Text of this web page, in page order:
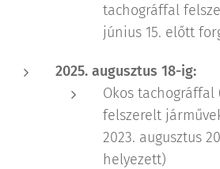
tachográffal
június 15. előtt
2025. augusztus 18-ig:
Okos tachográffal
felszerelt
2023. augusztus
helyezett)